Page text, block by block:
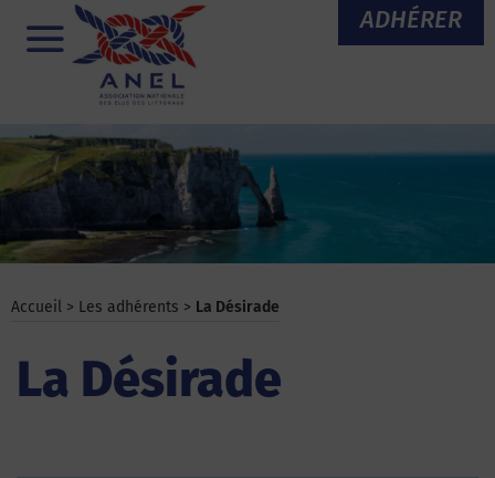
ADHÉRER
Menu
Accueil > Les adhérents > La Désirade
La Désirade